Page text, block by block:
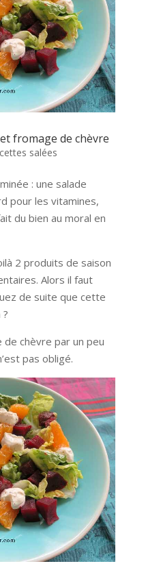
fromage de chèvre
salées
: une salade
pour les vitamines,
du bien au moral en
2 produits de saison
Alors il faut
de suite que cette
de chèvre par un peu
pas obligé.